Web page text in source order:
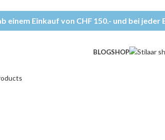
einem Einkauf von CHF 150.- und bei
BLOGSHOP